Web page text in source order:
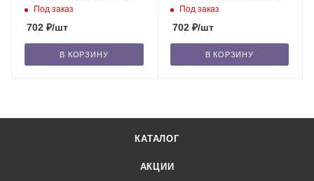
Под заказ
702 ₽/шт
В КОРЗИНУ
3м) /20
Под заказ
702₽/шт
В КОРЗИНУ
КАТАЛОГ
АКЦИИ